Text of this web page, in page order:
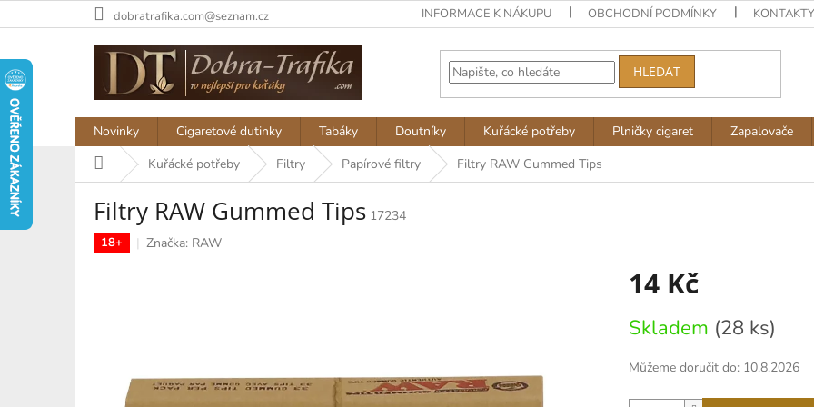
na
dobratrafika.com@seznam.cz INFORMACE K NÁKUPU OBCHODNÍ PODMÍNKY KONTAKTY
HLEDAT
Novinky Cigaretové dutinky Tabáky Doutníky Kuřácké potřeby Plničky cigaret Zapalovače
Domů Kuřácké potřeby Filtry Papírové filtry Filtry RAW Gummed Tips
Filtry RAW Gummed Tips 17234
18+ Značka: RAW
14 Kč
cena:
Skladem (28 ks)
Můžeme doručit do: 10.8.2026